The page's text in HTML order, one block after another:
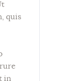
quis
in